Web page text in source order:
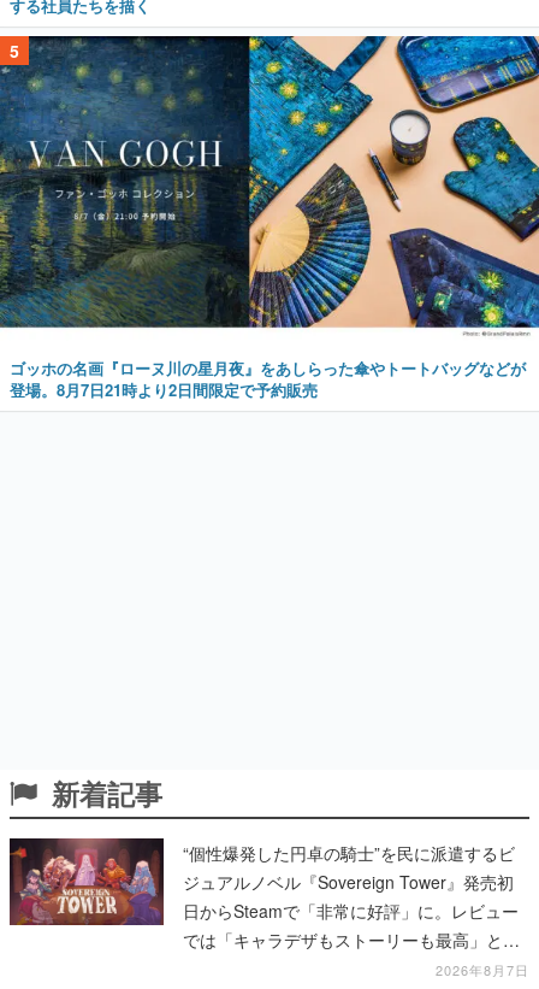
する社員たちを描く
5
ゴッホの名画『ローヌ川の星月夜』をあしらった傘やトートバッグなどが
登場。8月7日21時より2日間限定で予約販売
新着記事
“個性爆発した円卓の騎士”を民に派遣するビ
ジュアルノベル『Sovereign Tower』発売初
日からSteamで「非常に好評」に。レビュー
では「キャラデザもストーリーも最高」と称
2026年8月7日